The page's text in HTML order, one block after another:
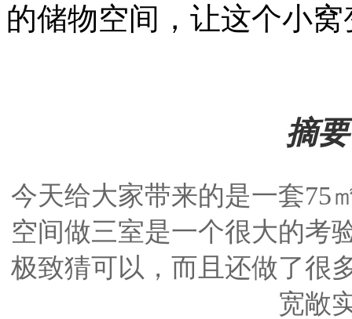
的储物空间，让这个小
摘
今天给大家带来的是一套75
空间做三室是一个很大的考
极致猜可以，而且还做了很
宽敞